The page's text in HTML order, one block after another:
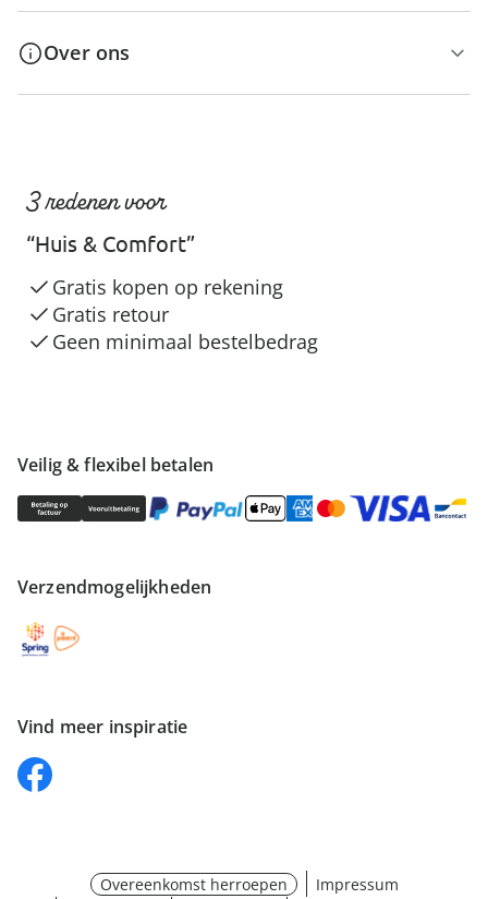
Over ons
Veilig & flexibel betalen
Verzendmogelijkheden
Vind meer inspiratie
3 redenen voor
“Huis & Comfort”
Gratis kopen op rekening
Gratis retour
Geen minimaal bestelbedrag
Overeenkomst herroepen
Impressum